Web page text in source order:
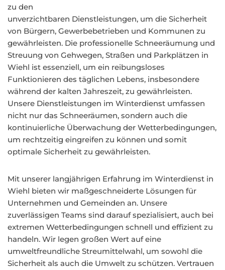
zu den
unverzichtbaren Dienstleistungen, um die Sicherheit
von Bürgern, Gewerbebetrieben und Kommunen zu
gewährleisten. Die professionelle Schneeräumung und
Streuung von Gehwegen, Straßen und Parkplätzen in
Wiehl ist essenziell, um ein reibungsloses
Funktionieren des täglichen Lebens, insbesondere
während der kalten Jahreszeit, zu gewährleisten.
Unsere Dienstleistungen im Winterdienst umfassen
nicht nur das Schneeräumen, sondern auch die
kontinuierliche Überwachung der Wetterbedingungen,
um rechtzeitig eingreifen zu können und somit
optimale Sicherheit zu gewährleisten.
Mit unserer langjährigen Erfahrung im Winterdienst in
Wiehl bieten wir maßgeschneiderte Lösungen für
Unternehmen und Gemeinden an. Unsere
zuverlässigen Teams sind darauf spezialisiert, auch bei
extremen Wetterbedingungen schnell und effizient zu
handeln. Wir legen großen Wert auf eine
umweltfreundliche Streumittelwahl, um sowohl die
Sicherheit als auch die Umwelt zu schützen. Vertrauen